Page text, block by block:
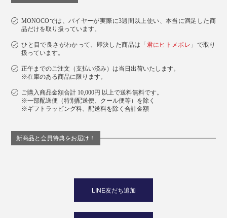
MONOCOでは、バイヤーが実際に3週間以上使い、本当に満足した商
品だけを取り扱っています。
ひと目で良さがわかって、即決した商品は「 君にヒトメボレ 」で取り
扱っています。
正午までのご注文（支払い済み）は当日出荷いたします。
※在庫のある商品に限ります。
ご購入商品金額合計 10,000円 以上で送料無料です。
※一部配送便（特別配送便、クール便等）を除く
※ギフトラッピング料、配送料を除く合計金額
新商品と会員特典をお届け！
LINE友だち追加